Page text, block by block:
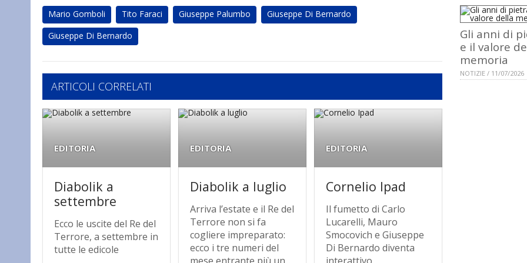
Mario Gomboli
Tito Faraci Giuseppe Palumbo
Giuseppe Di Bernardo
Giuseppe Di Bernardo
ARTICOLI CORRELATI
EDITORIA
Diabolik a
settembre
Ecco le uscite del Re del
Terrore, a settembre in
tutte le edicole
EDITORIA
Diabolik a luglio
Arriva l’estate e il Re del
Terrore non si fa
cogliere impreparato:
ecco i tre numeri del
EDITORIA
Cornelio Ipad
Il fumetto di Carlo
Lucarelli, Mauro
Smocovich e Giuseppe
Di Bernardo diventa
Gli anni di
e il valore
memoria
NOTIZIE / 11/07/2026